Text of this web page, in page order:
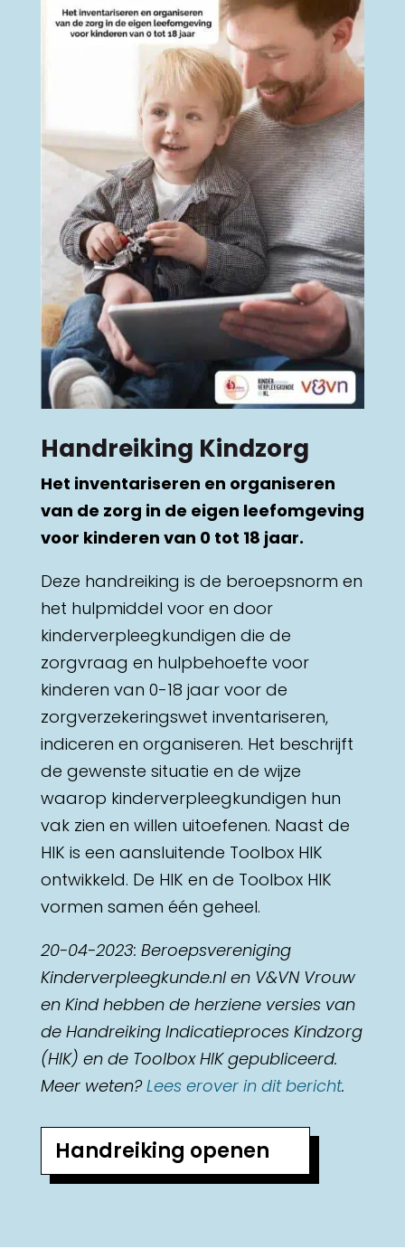
Handreiking Kindzorg
Het inventariseren en organiseren
van de zorg in de eigen leefomgeving
voor kinderen van 0 tot 18 jaar.
Deze handreiking is de beroepsnorm en
het hulpmiddel voor en door
kinderverpleegkundigen die de
zorgvraag en hulpbehoefte voor
kinderen van 0-18 jaar voor de
zorgverzekeringswet inventariseren,
indiceren en organiseren. Het beschrijft
de gewenste situatie en de wijze
waarop kinderverpleegkundigen hun
vak zien en willen uitoefenen. Naast de
HIK is een aansluitende Toolbox HIK
ontwikkeld. De HIK en de Toolbox HIK
vormen samen één geheel.
20-04-2023: Beroepsvereniging
Kinderverpleegkunde.nl en V&VN Vrouw
en Kind hebben de herziene versies van
de Handreiking Indicatieproces Kindzorg
(HIK) en de Toolbox HIK gepubliceerd.
Meer weten?Lees erover in dit bericht.
Handreiking openen